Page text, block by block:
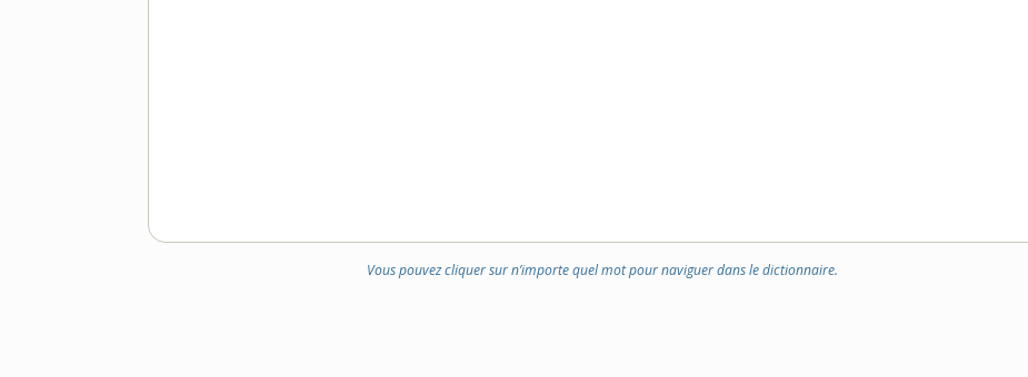
Vous pouvez cliquer sur n’importe quel mot pour naviguer dans le dictionnaire.